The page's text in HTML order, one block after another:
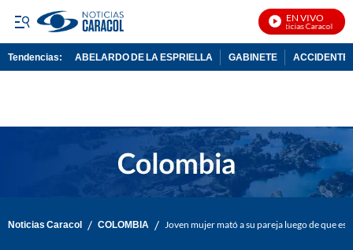
EN VIVO
Noticias Caracol En
Tendencias: ABELARDO DE LA ESPRIELLA GABINETE ACCIDENTE
Noticias Caracol / COLOMBIA / Joven mujer mató a su pareja luego de que